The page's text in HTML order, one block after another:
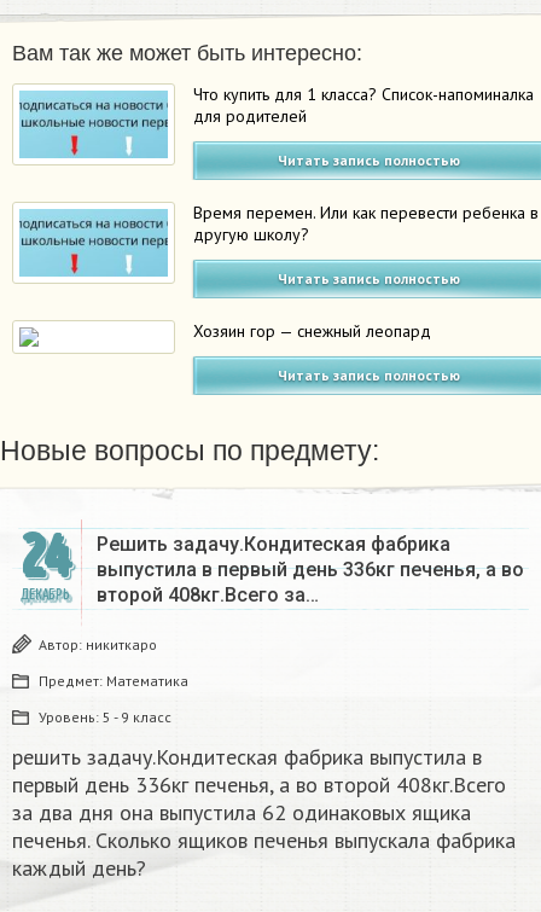
Вам так же может быть интересно:
Что купить для 1 класса? Список-напоминалка
для родителей
Читать запись полностью
Время перемен. Или как перевести ребенка в
другую школу?
Читать запись полностью
Хозяин гор — снежный леопард
Читать запись полностью
Новые вопросы по предмету:
24
ДЕКАБРЬ
Решить задачу.Кондитеская фабрика
выпустила в первый день 336кг печенья, а во
второй 408кг.Всего за…
Автор: никиткаро
Предмет: Математика
Уровень: 5 - 9 класс
решить задачу.Кондитеская фабрика выпустила в
первый день 336кг печенья, а во второй 408кг.Всего
за два дня она выпустила 62 одинаковых ящика
печенья. Сколько ящиков печенья выпускала фабрика
каждый день?